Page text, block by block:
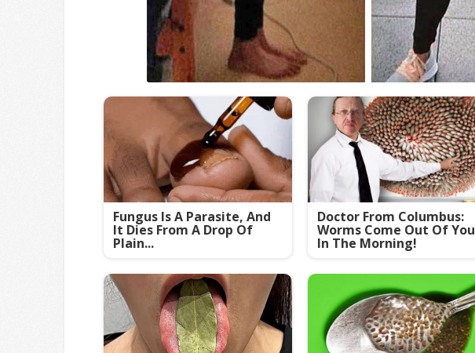
Fungus Is A Parasite, And
It Dies From A Drop Of
Plain...
Doctor From Columbus:
Worms Come Out Of You
In The Morning!